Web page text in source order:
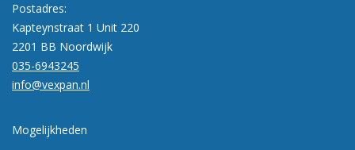
Postadres:
Kapteynstraat 1 Unit 220
2201 BB Noordwijk
035-6943245
info@vexpan.nl
Mogelijkheden